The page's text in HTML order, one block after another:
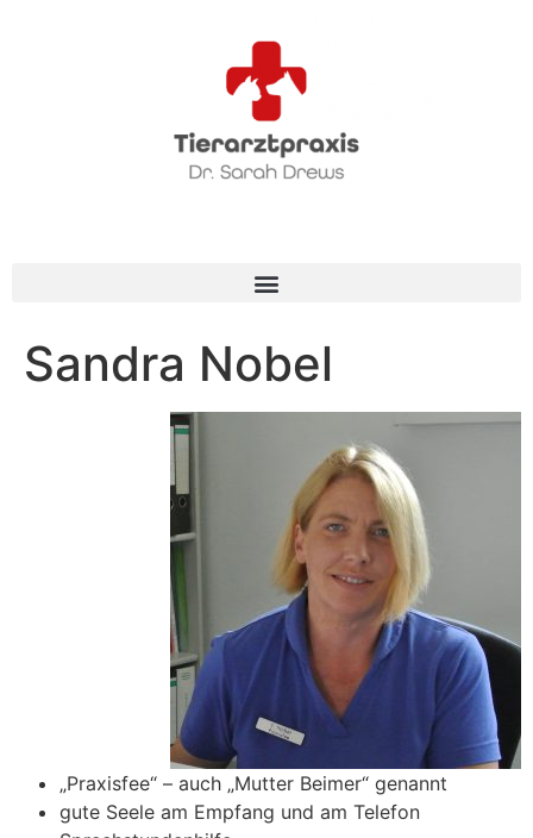
Sandra Nobel
„Praxisfee“ – auch „Mutter Beimer“ genannt
gute Seele am Empfang und am Telefon